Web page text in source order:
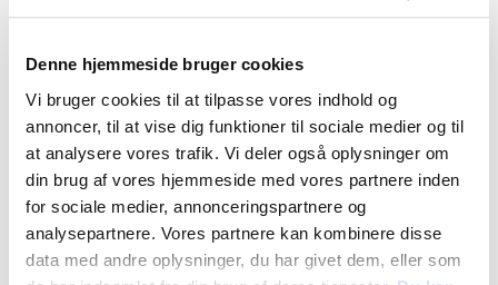
Denne hjemmeside bruger cookies
Vi bruger cookies til at tilpasse vores indhold og
annoncer, til at vise dig funktioner til sociale medier og til
at analysere vores trafik. Vi deler også oplysninger om
din brug af vores hjemmeside med vores partnere inden
for sociale medier, annonceringspartnere og
analysepartnere. Vores partnere kan kombinere disse
data med andre oplysninger, du har givet dem, eller som
foreningen)
koordinator du skal henvende dig til, for at adoptere en bestemt
sort
Er du medlem og vil udbyde en sort til en
kommende Frøliste? Se her.
Doner frø til salg på markeder(medlemmer af